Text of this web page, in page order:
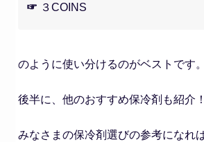
☞ ３COINS
のように使い分けるのがベストです。
後半に、他のおすすめ保冷剤も紹介！
みなさまの保冷剤選びの参考になれ